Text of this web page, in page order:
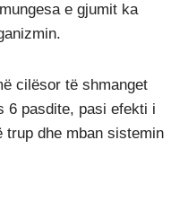
e gjumit ka
cilësor të shmanget
6 pasdite, pasi efekti i
trup dhe mban sistemin